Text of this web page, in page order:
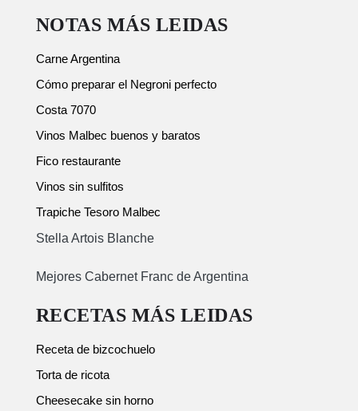
NOTAS MÁS LEIDAS
Carne Argentina
Cómo preparar el Negroni perfecto
Costa 7070
Vinos Malbec buenos y baratos
Fico restaurante
Vinos sin sulfitos
Trapiche Tesoro Malbec
Stella Artois Blanche
Mejores Cabernet Franc de Argentina
RECETAS MÁS LEIDAS
Receta de bizcochuelo
Torta de ricota
Cheesecake sin horno